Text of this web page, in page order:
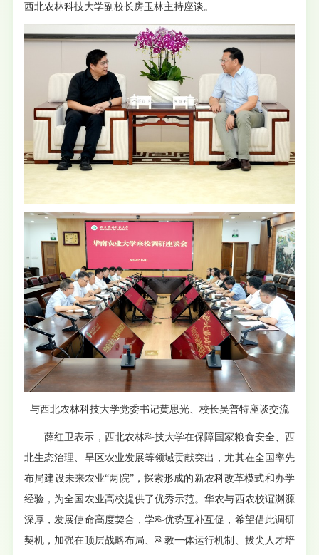
西北农林科技大学副校长房玉林主持座谈。
与西北农林科技大学党委书记黄思光、校长吴普特座谈交流
薛红卫表示，西北农林科技大学在保障国家粮食安全、西
北生态治理、旱区农业发展等领域贡献突出，尤其在全国率先
布局建设未来农业“两院”，探索形成的新农科改革模式和办学
经验，为全国农业高校提供了优秀示范。华农与西农校谊渊源
深厚，发展使命高度契合，学科优势互补互促，希望借此调研
契机，加强在顶层战略布局、科教一体运行机制、拔尖人才培